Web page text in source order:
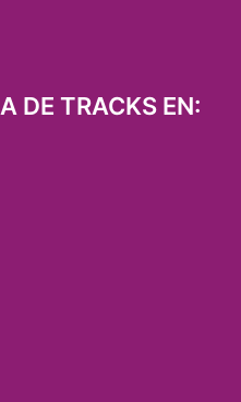
DE TRACKS EN: